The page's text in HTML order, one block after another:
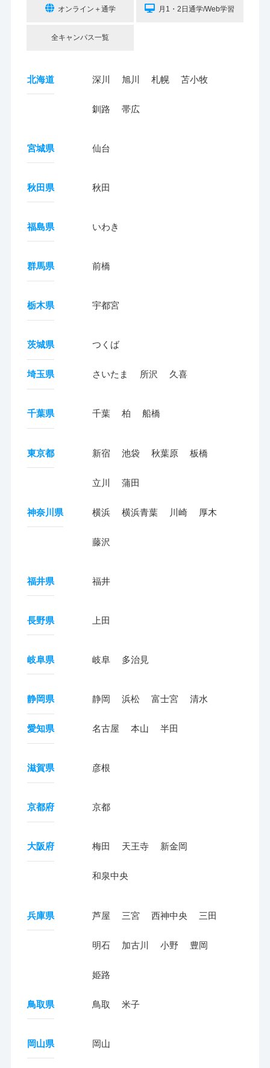
オンライン＋通学 月1・2日通学/Web学習
全キャンパス一覧
北海道 深川 旭川 札幌 苫小牧
釧路 帯広
宮城県 仙台
秋田県 秋田
福島県 いわき
群馬県 前橋
栃木県 宇都宮
茨城県 つくば
埼玉県 さいたま 所沢 久喜
千葉県 千葉 柏 船橋
東京都 新宿 池袋 秋葉原 板橋
立川 蒲田
神奈川県 横浜 横浜青葉 川崎 厚木
藤沢
福井県 福井
長野県 上田
岐阜県 岐阜 多治見
静岡県 静岡 浜松 富士宮 清水
愛知県 名古屋 本山 半田
滋賀県 彦根
京都府 京都
大阪府 梅田 天王寺 新金岡
和泉中央
兵庫県 芦屋 三宮 西神中央 三田
明石 加古川 小野 豊岡
姫路
鳥取県 鳥取 米子
岡山県 岡山